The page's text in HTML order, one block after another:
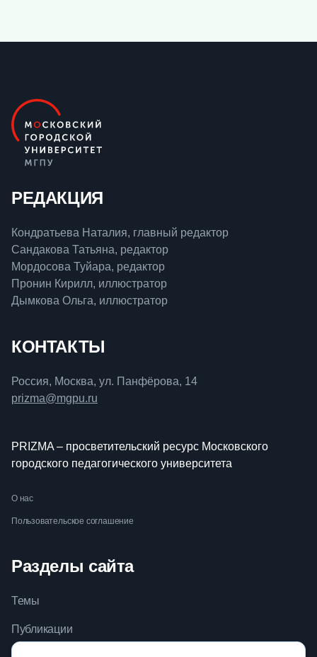
РЕДАКЦИЯ
Кондратьева Наталия, главный редактор
Сандакова Татьяна, редактор
Мордосова Туйара, редактор
Пронин Кирилл, иллюстратор
Дымкова Ольга, иллюстратор
КОНТАКТЫ
Россия, Москва, ул. Панфёрова, 14
prizma@mgpu.ru
PRIZMA – просветительский ресурс Московского
городского педагогического университета
О нас
Пользовательское соглашение
Разделы сайта
Темы
Публикации